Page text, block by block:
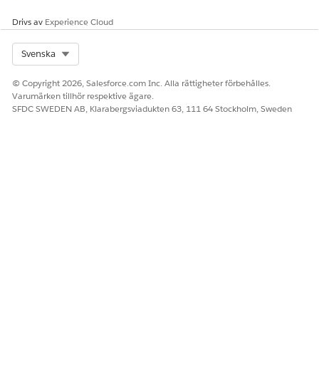
Drivs av Experience Cloud
Svenska
© Copyright 2026, Salesforce.com Inc. Alla rättigheter förbehålles.
Varumärken tillhör respektive ägare.
SFDC SWEDEN AB, Klarabergsviadukten 63, 111 64 Stockholm, Sweden